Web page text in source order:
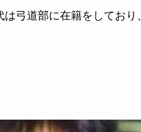
は弓道部に在籍をしており